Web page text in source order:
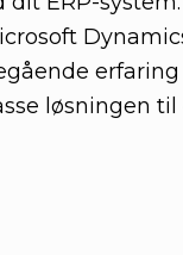
løsningen